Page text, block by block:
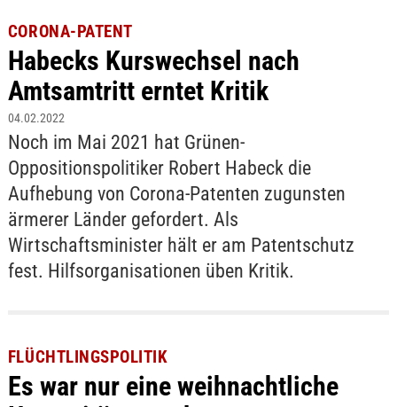
CORONA-PATENT
Habecks Kurswechsel nach
Amtsamtritt erntet Kritik
04.02.2022
Noch im Mai 2021 hat Grünen-
Oppositionspolitiker Robert Habeck die
Aufhebung von Corona-Patenten zugunsten
ärmerer Länder gefordert. Als
Wirtschaftsminister hält er am Patentschutz
fest. Hilfsorganisationen üben Kritik.
FLÜCHTLINGSPOLITIK
Es war nur eine weihnachtliche